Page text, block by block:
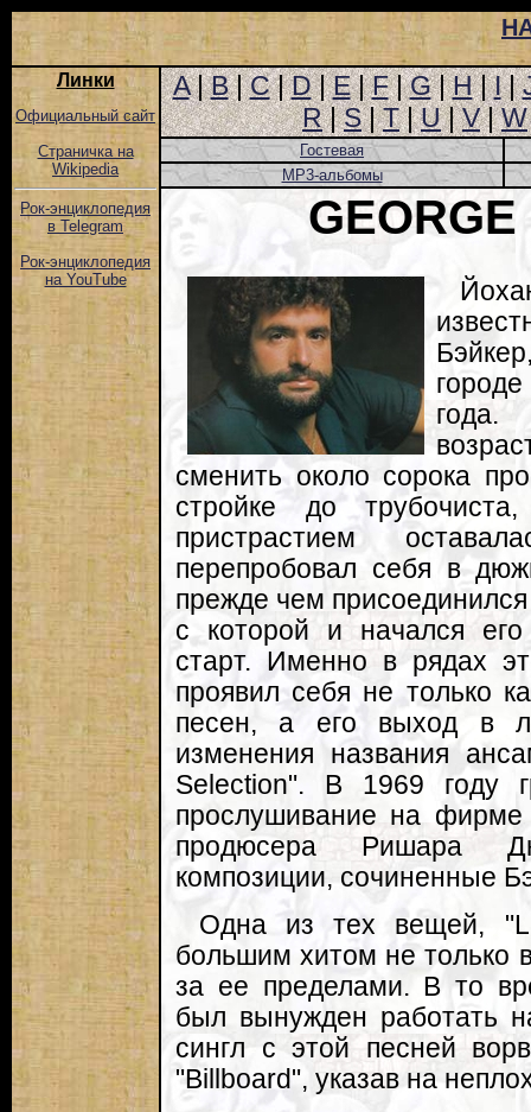
Линки
Официальный сайт
Страничка на
Wikipedia
Рок-энциклопедия
в Telegram
Рок-энциклопедия
на YouTube
A|B|C|D|E|F|G|H|I|
R|S|T|U|V|W
Гостевая
MP3-альбомы
года.
сменить около сорока
стройке до
пристрастием
перепробовал себя в
прежде чем
с которой и начался
старт. Именно в рядах
проявил себя не только
песен, а его выход в
изменения названия
Selection". В 1969 году
прослушивание на
продюсера Ришара
композиции, сочиненные
Одна из тех вещей,
большим хитом не только
за ее пределами. В то
был вынужден работать
сингл с этой песней
"Billboard", указав на